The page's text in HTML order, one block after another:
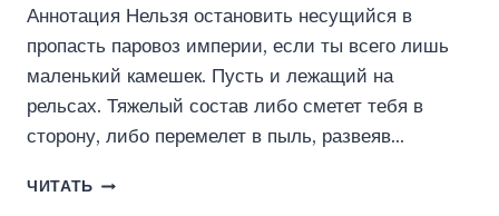
Аннотация Нельзя остановить несущийся в
пропасть паровоз империи, если ты всего лишь
маленький камешек. Пусть и лежащий на
рельсах. Тяжелый состав либо сметет тебя в
сторону, либо перемелет в пыль, развеяв…
ЧИТАТЬ ПЕРВЫЙ